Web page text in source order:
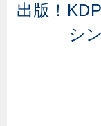
出版！
シ